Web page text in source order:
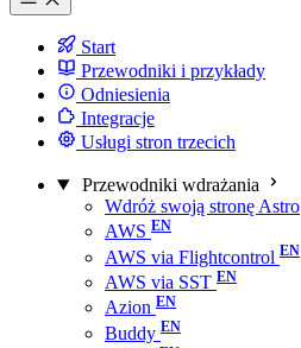
Start
Przewodniki i przykłady
Odniesienia
Integracje
Usługi stron trzecich
Przewodniki wdrażania
Wdróż swoją stronę Astro
AWS
AWS via Flightcontrol
AWS via SST
Azion
Buddy